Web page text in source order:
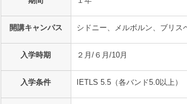
開講キャンパス シドニー、メルボルン、ブリス
入学時期 ２月/６月/10月
入学条件 IETLS 5.5（各バンド5.0以上）